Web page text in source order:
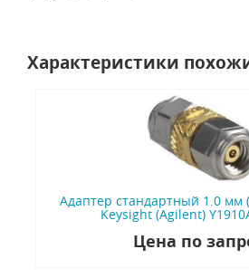
Характеристики
Адаптер стандартный 1.0 мм
Keysight (Agilent)
Цена по